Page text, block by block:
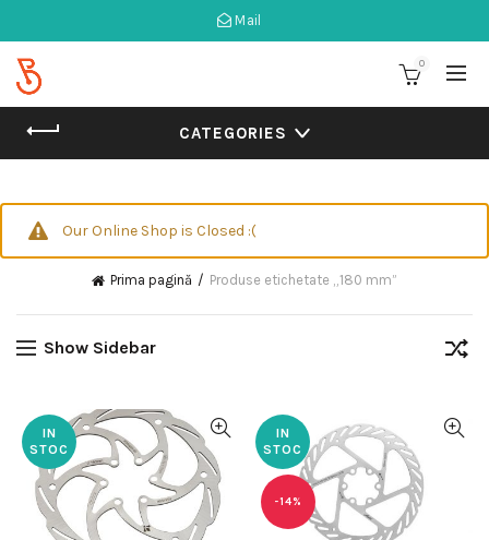
Mail
0
CATEGORIES
Our Online Shop is Closed :(
Prima pagină Produse etichetate „180 mm”
Show Sidebar
IN
STOC
-14%
IN
STOC